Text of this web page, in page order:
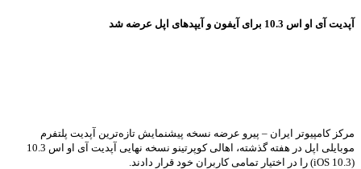
آپدیت آی او اس 10.3 برای آیفون و آیپدهای اپل عرضه شد
مرکز کامپیوتر ایران – پیرو عرضه نسخه پیشنمایش تازه‌ترین آپدیت پلتفرم
موبایلی اپل در هفته گذشته، اهالی کوپرتینو نسخه نهایی آپدیت آی او اس 10.3
(iOS 10.3) را در اختیار تمامی کاربران خود قرار دادند.